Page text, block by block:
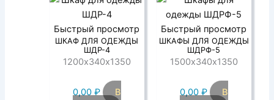
Быстрый просмотр
ШКАФ ДЛЯ ОДЕЖДЫ
ШДР-4
1200х340х1350
0,00 ₽
В
Быстрый просмотр
ШКАФЫ ДЛЯ ОДЕЖДЫ
ШДРФ-5
1500х340х1350
0,00 ₽
В